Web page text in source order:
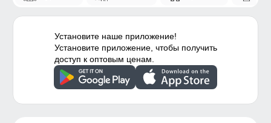
Установите наше приложение!
Установите приложение, чтобы получить
доступ к оптовым ценам.